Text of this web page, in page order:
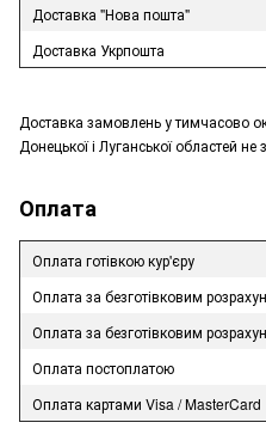
Доставка "Нова пошта"
Доставка Укрпошта
Доставка замовлень у тимчасово
Донецької і Луганської областей не
Оплата
Оплата готівкою кур'єру
Оплата за безготівковим
Оплата за безготівковим
Оплата постоплатою
Оплата картами Visa / MasterCard